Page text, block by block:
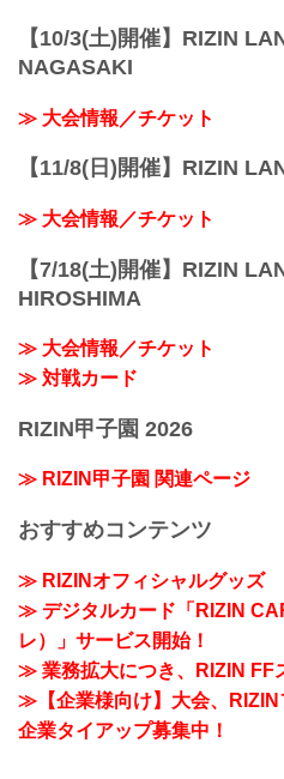
【10/3(土)開催】RIZIN
NAGASAKI
≫ 大会情報／チケット
【11/8(日)開催】RIZIN
≫ 大会情報／チケット
【7/18(土)開催】RIZIN
HIROSHIMA
≫ 大会情報／チケット
≫ 対戦カード
RIZIN甲子園 2026
≫ RIZIN甲子園 関連ページ
おすすめコンテンツ
≫ RIZINオフィシャルグッズ
≫ デジタルカード「RIZIN
レ）」サービス開始！
≫ 業務拡大につき、RIZIN FF
≫【企業様向け】大会、RIZIN
企業タイアップ募集中！